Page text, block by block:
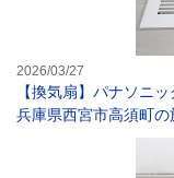
2026/03/27
【換気扇】パナソニ
兵庫県西宮市高須町の